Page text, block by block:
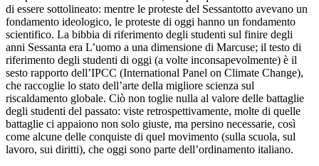
di essere sottolineato: mentre le proteste del Sessantotto avevano un
fondamento ideologico, le proteste di oggi hanno un fondamento
scientifico. La bibbia di riferimento degli studenti sul finire degli
anni Sessanta era L’uomo a una dimensione di Marcuse; il testo di
riferimento degli studenti di oggi (a volte inconsapevolmente) è il
sesto rapporto dell’IPCC (International Panel on Climate Change),
che raccoglie lo stato dell’arte della migliore scienza sul
riscaldamento globale. Ciò non toglie nulla al valore delle battaglie
degli studenti del passato: viste retrospettivamente, molte di quelle
battaglie ci appaiono non solo giuste, ma persino necessarie, così
come alcune delle conquiste di quel movimento (sulla scuola, sul
lavoro, sui diritti), che oggi sono parte dell’ordinamento italiano.